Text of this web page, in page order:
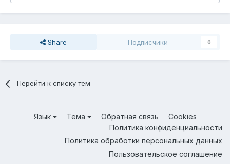
Share Подписчики 0
Перейти к списку тем
Язык Тема Обратная связь
Cookies
Политика конфиденциальности
Политика обработки персональных данных
Пользовательское соглашение